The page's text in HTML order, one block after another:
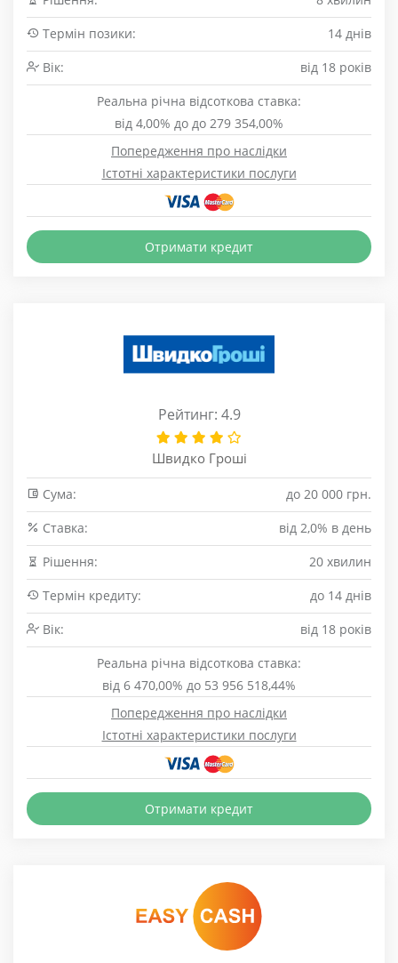
Термін позики:
14 днів
Вік:
від 18 років
Реальна річна відсоткова ставка:
від 4,00% до до 279 354,00%
Попередження про наслідки
Істотні характеристики послуги
Отримати кредит
Рейтинг: 4.9
Швидко Гроші
Сума:
до 20 000 грн.
Cтавка:
від 2,0% в день
Рішення:
20 хвилин
Термін кредиту:
до 14 днів
Вік:
від 18 років
Реальна річна відсоткова ставка:
від 6 470,00% до 53 956 518,44%
Попередження про наслідки
Істотні характеристики послуги
Отримати кредит